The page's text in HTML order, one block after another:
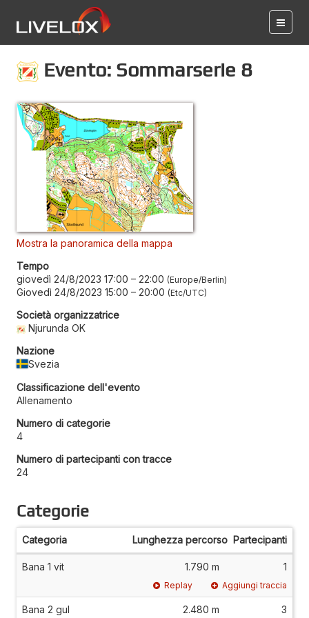
Evento: Sommarserie 8
Mostra la panoramica della mappa
Tempo
giovedì 24/8/2023 17:00 – 22:00 Europe/Berlin
Giovedì 24/8/2023 15:00 – 20:00 Etc/UTC
Società organizzatrice
Njurunda OK
Nazione
Svezia
Classificazione dell'evento
Allenamento
Numero di categorie
4
Numero di partecipanti con tracce
24
Categorie
Categoria Lunghezza percorso Partecipanti
Bana 1 vit 1.790 m 1
Replay Aggiungi traccia
Bana 2 gul 2.480 m 3